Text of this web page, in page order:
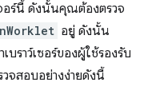
อร์นี้ ดังนั้นคุณต้องตรวจ
อยู่ ดังนั้น
บราว์เซอร์ของผู้ใช้รองรับ
วจสอบอย่างง่ายดังนี้